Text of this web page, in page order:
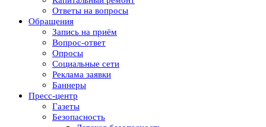
Ответы на вопросы
Обращения
Запись на приём
Вопрос-ответ
Опросы
Социальные сети
Реклама заявки
Баннеры
Пресс-центр
Газеты
Безопасность